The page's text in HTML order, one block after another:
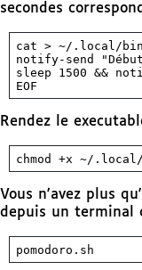
secondes
cat > ~/.local/bin/
notify-send
sleep 1500 &&
EOF
Rendez le
chmod +x ~/.local/
Vous n'avez plus
depuis un terminal
pomodoro.sh